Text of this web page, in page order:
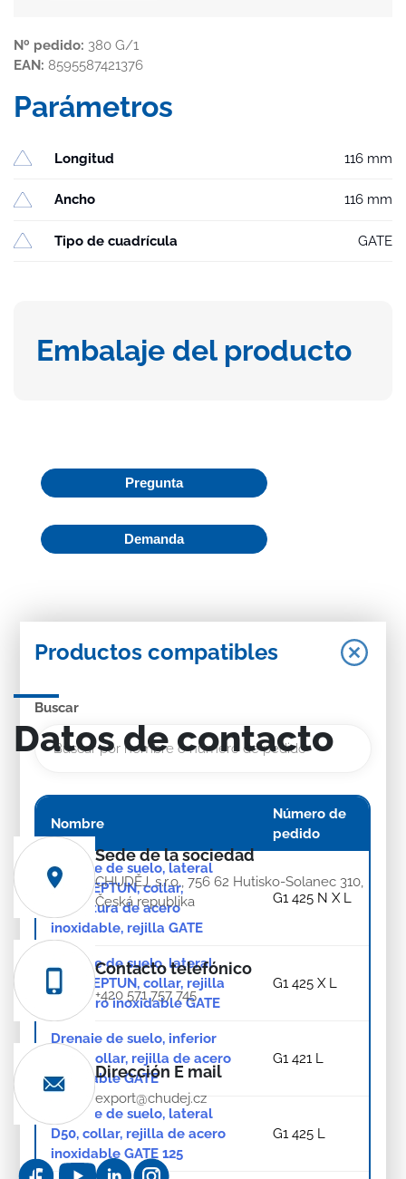
Nº pedido: 380 G/1
EAN: 8595587421376
Parámetros
Longitud 116 mm
Ancho 116 mm
Tipo de cuadrícula GATE
Embalaje del producto
Pregunta
Demanda
Productos compatibles
Buscar
Nombre
Número de
pedido
Drenaje de suelo, lateral
D50, NEPTUN, collar,
estructura de acero
inoxidable, rejilla GATE
G1 425 N X L
Drenaje de suelo, lateral
D50, NEPTUN, collar, rejilla
de acero inoxidable GATE
G1 425 X L
Drenaje de suelo, inferior
D110, collar, rejilla de acero
inoxidable GATE
G1 421 L
Drenaje de suelo, lateral
D50, collar, rejilla de acero
inoxidable GATE 125
G1 425 L
Datos de contacto
Sede de la sociedad
CHUDĚJ, s.r.o., 756 62 Hutisko-Solanec 310,
Česká republika
Contacto telefónico
+420 571 757 745
Dirección E mail
export@chudej.cz